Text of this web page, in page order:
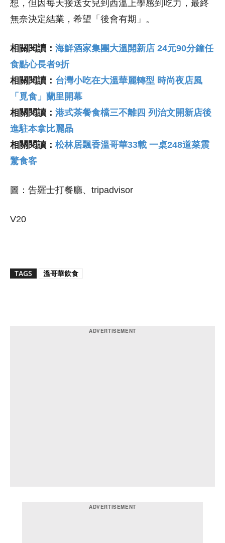
想，但因每天接送女兒到西溫上學感到吃力，最終
無奈決定結業，希望「後會有期」。
相關閱讀： 海鮮酒家集團大溫開新店 24元90分鐘任
食點心長者9折
相關閱讀： 台灣小吃在大溫華麗轉型 時尚夜店風
「覓食」蘭里開幕
相關閱讀： 港式茶餐食檔三不離四 列治文開新店後
進駐本拿比麗晶
相關閱讀： 松林居飄香溫哥華33載 一桌248道菜震
驚食客
圖：告羅士打餐廳、tripadvisor
V20
TAGS 溫哥華飲食